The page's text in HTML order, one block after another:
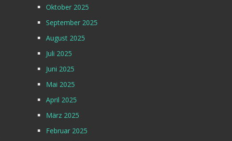
Oktober 2025
September 2025
August 2025
Juli 2025
Juni 2025
Mai 2025
April 2025
März 2025
Februar 2025